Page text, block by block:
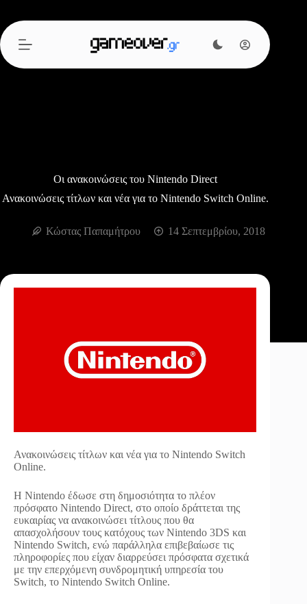
περιεχόμενο
Οι ανακοινώσεις του Nintendo Direct
Ανακοινώσεις τίτλων και νέα για το Nintendo Switch Online.
Κώστας Παπαμήτρου 14 Σεπτεμβρίου, 2018
Ανακοινώσεις τίτλων και νέα για το Nintendo Switch
Online.
H Nintendo έδωσε στη δημοσιότητα το πλέον
πρόσφατο Nintendo Direct, στο οποίο δράττεται της
ευκαιρίας να ανακοινώσει τίτλους που θα
απασχολήσουν τους κατόχους των Nintendo 3DS και
Nintendo Switch, ενώ παράλληλα επιβεβαίωσε τις
πληροφορίες που είχαν διαρρεύσει πρόσφατα σχετικά
με την επερχόμενη συνδρομητική υπηρεσία του
Switch, το Nintendo Switch Online.